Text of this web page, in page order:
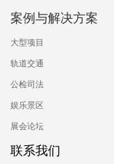
案例与解决方案
大型项目
轨道交通
公检司法
娱乐景区
展会论坛
联系我们